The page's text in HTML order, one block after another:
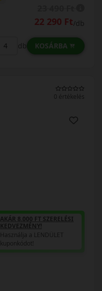
22 290 Ft/db
db KOSÁRBA
0 értékelés
AKÁR 8.000 FT SZERELÉSI
KEDVEZMÉNY!
Használja a LENDÜLET
kuponkódot!